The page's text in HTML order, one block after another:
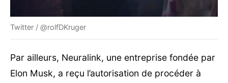
Twitter / @rolfDKruger
Par ailleurs, Neuralink, une entreprise fondée par
Elon Musk, a reçu l’autorisation de procéder à